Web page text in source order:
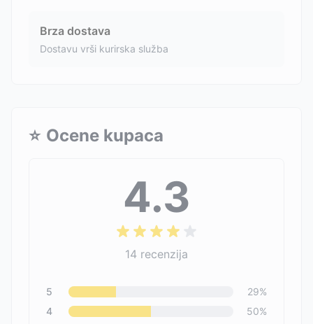
Brza dostava
Dostavu vrši kurirska služba
⭐ Ocene kupaca
4.3
14 recenzija
5 29%
4
50%